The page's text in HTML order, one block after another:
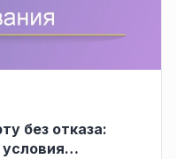
без отказа: